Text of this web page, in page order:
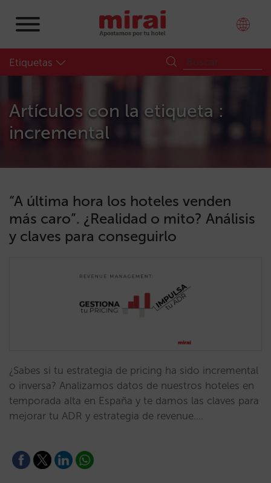
Etiquetas
Artículos con la etiqueta :
incremental
“A última hora los hoteles venden
más caro”. ¿Realidad o mito? Análisis
y claves para conseguirlo
¿Sabes si tu estrategia de pricing ha sido incremental
o inversa? Analizamos datos de nuestros hoteles en
temporada alta en España y te damos las claves para
mejorar tu ADR y estrategia de revenue.…